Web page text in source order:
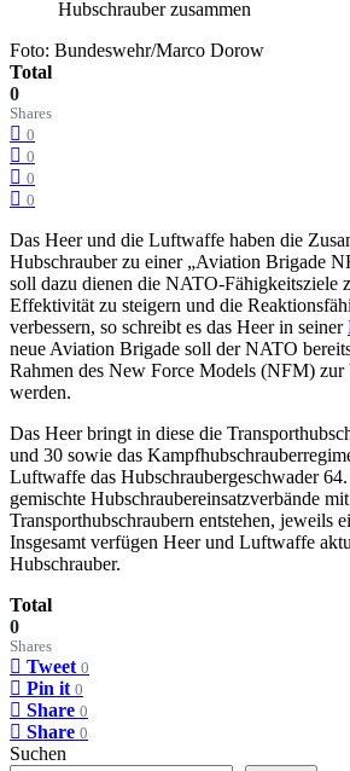
Foto: Bundeswehr/Marco Dorow
Total
0
Shares
0
0
0
0
Das Heer und die Luftwaffe haben die
Hubschrauber zu einer „Aviation Brigade
soll dazu dienen die NATO-Fähigkeitsziele
Effektivität zu steigern und die
verbessern, so schreibt es das Heer in seiner
neue Aviation Brigade soll der NATO
Rahmen des New Force Models (NFM) zur
werden.
Das Heer bringt in diese die
und 30 sowie das
Luftwaffe das Hubschraubergeschwader
gemischte Hubschraubereinsatzverbände
Transporthubschraubern entstehen, jeweils
Insgesamt verfügen Heer und Luftwaffe
Hubschrauber.
Total
0
Shares
Tweet 0
Pin it 0
Share 0
Share 0
Suchen